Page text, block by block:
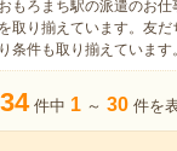
おもろまち駅の派遣のお仕
を取り揃えています。友だ
り条件も取り揃えています。
34 件中 1 ～ 30 件を